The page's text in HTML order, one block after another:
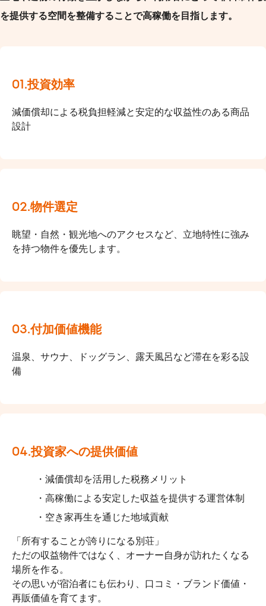
を提供する空間を整備することで高稼働を目指します。
01.投資効率
減価償却による税負担軽減と安定的な収益性のある商品
設計
02.物件選定
眺望・自然・観光地へのアクセスなど、立地特性に強み
を持つ物件を優先します。
03.付加価値機能
温泉、サウナ、ドッグラン、露天風呂など滞在を彩る設
備
04.投資家への提供価値
減価償却を活用した税務メリット
高稼働による安定した収益を提供する運営体制
空き家再生を通じた地域貢献
「所有することが誇りになる別荘」
ただの収益物件ではなく、オーナー自身が訪れたくなる
場所を作る。
その思いが宿泊者にも伝わり、口コミ・ブランド価値・
再販価値を育てます。